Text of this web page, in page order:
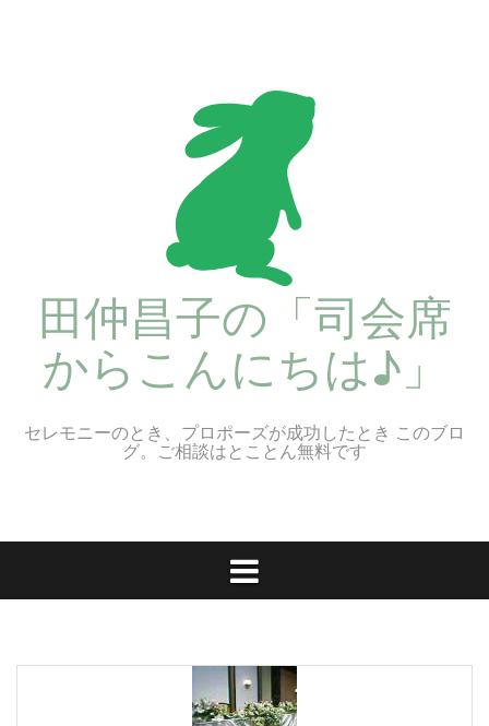
田仲昌子の「司会席
からこんにちは♪」
セレモニーのとき、プロポーズが成功したとき このブロ
グ。ご相談はとことん無料です